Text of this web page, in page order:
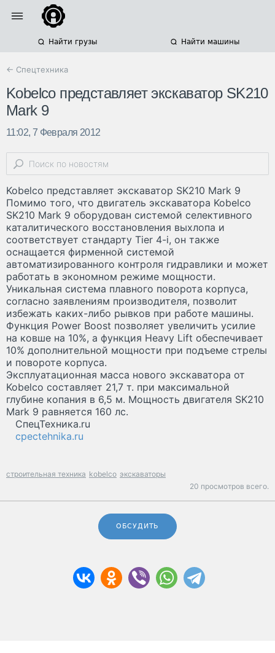
Найти грузы Найти машины
← Спецтехника
Kobelco представляет экскаватор SK210
Mark 9
11:02, 7 Февраля 2012
Kobelco представляет экскаватор SK210 Mark 9
Помимо того, что двигатель экскаватора Kobelco
SK210 Mark 9 оборудован системой селективного
каталитического восстановления выхлопа и
соответствует стандарту Tier 4-i, он также
оснащается фирменной системой
автоматизированного контроля гидравлики и может
работать в экономном режиме мощности.
Уникальная система плавного поворота корпуса,
согласно заявлениям производителя, позволит
избежать каких-либо рывков при работе машины.
Функция Power Boost позволяет увеличить усилие
на ковше на 10%, а функция Heavy Lift обеспечивает
10% дополнительной мощности при подъеме стрелы
и повороте корпуса.
Эксплуатационная масса нового экскаватора от
Kobelco составляет 21,7 т. при максимальной
глубине копания в 6,5 м. Мощность двигателя SK210
Mark 9 равняется 160 лс.
СпецТехника.ru
cpectehnika.ru
строительная техника kobelco экскаваторы
20 просмотров всего.
ОБСУДИТЬ